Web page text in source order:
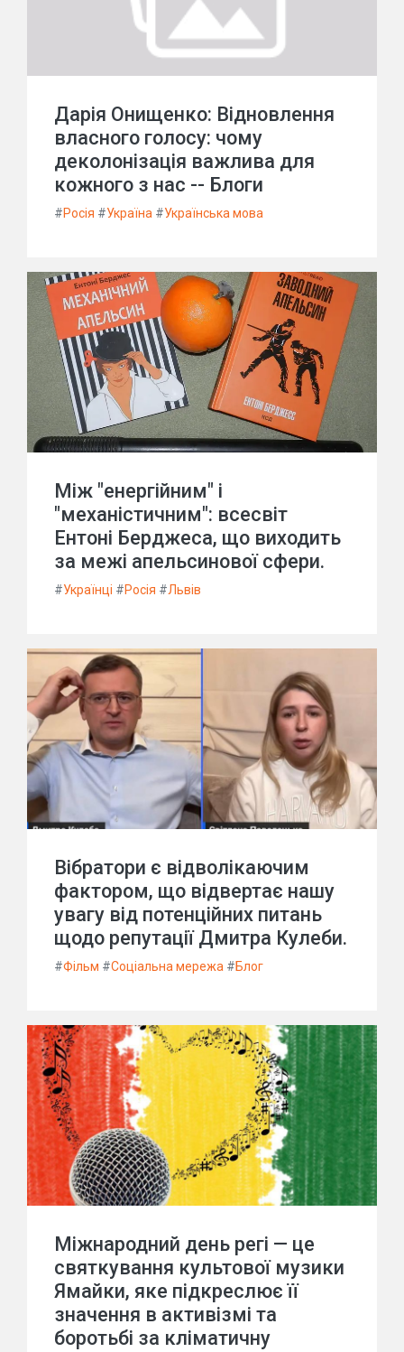
Дарія Онищенко: Відновлення
власного голосу: чому
деколонізація важлива для
кожного з нас -- Блоги
#Росія #Україна #Українська мова
Між "енергійним" і
"механістичним": всесвіт
Ентоні Берджеса, що виходить
за межі апельсинової сфери.
#Українці #Росія #Львів
Вібратори є відволікаючим
фактором, що відвертає нашу
увагу від потенційних питань
щодо репутації Дмитра Кулеби.
#Фільм #Соціальна мережа #Блог
Міжнародний день регі — це
святкування культової музики
Ямайки, яке підкреслює її
значення в активізмі та
боротьбі за кліматичну